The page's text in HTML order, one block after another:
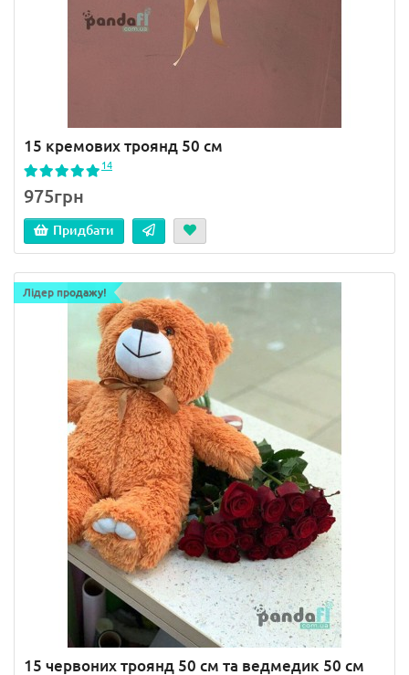
15 кремових троянд 50 см
14
975грн
Придбати
Лідер продажу!
15 червоних троянд 50 см та ведмедик 50 см